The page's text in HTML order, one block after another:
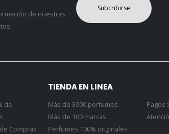
de nuestras
Subcribirse
de
Compras
TIENDA EN LINEA
Más de 3000 perfumes
Más de 100 marcas
Perfumes 100% originales
Pagos